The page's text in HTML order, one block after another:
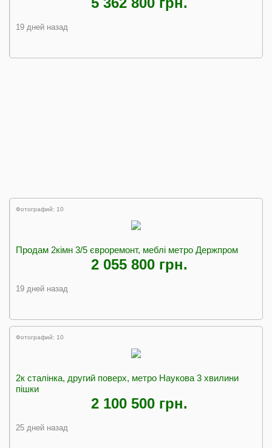
19 дней назад
Фотографий: 10
Продам 2кімн 3/5 євроремонт, меблі метро Держпром
2 055 800 грн.
19 дней назад
Фотографий: 10
2к сталінка, другий поверх, метро Наукова 3 хвилини
пішки
2 100 500 грн.
25 дней назад